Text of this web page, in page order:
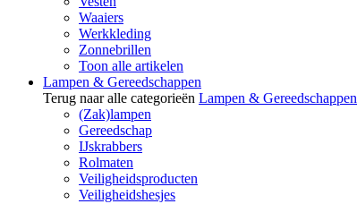
Waaiers
Werkkleding
Zonnebrillen
Toon alle artikelen
Lampen & Gereedschappen
Terug naar alle categorieën Lampen & Gereedschappen
(Zak)lampen
Gereedschap
IJskrabbers
Rolmaten
Veiligheidsproducten
Veiligheidshesjes